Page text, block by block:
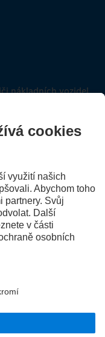
nákladních vozidel.